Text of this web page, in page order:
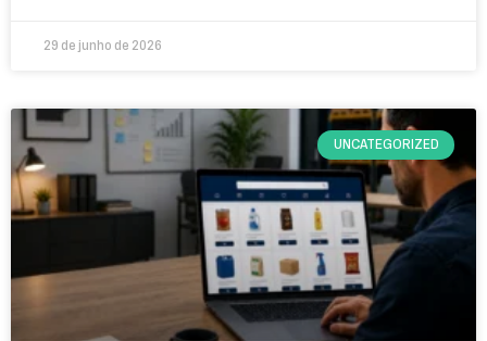
29 de junho de 2026
UNCATEGORIZED